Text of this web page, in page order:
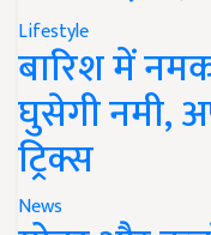
Lifestyle
बारिश में
घुसेगी नमी,
ट्रिक्स
News